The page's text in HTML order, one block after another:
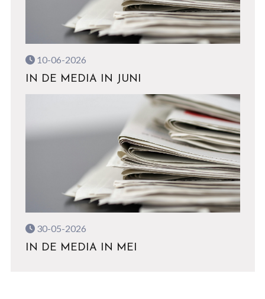
10-06-2026
IN DE MEDIA IN JUNI
30-05-2026
IN DE MEDIA IN MEI